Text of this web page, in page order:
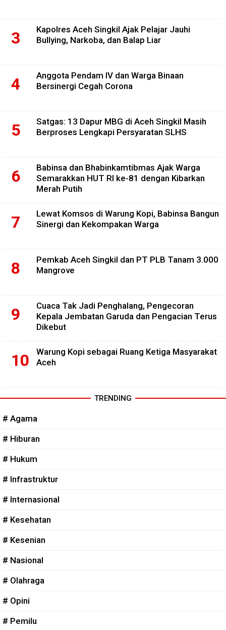
Kapolres Aceh Singkil Ajak Pelajar Jauhi
Bullying, Narkoba, dan Balap Liar
Anggota Pendam IV dan Warga Binaan
Bersinergi Cegah Corona
Satgas: 13 Dapur MBG di Aceh Singkil Masih
Berproses Lengkapi Persyaratan SLHS
Babinsa dan Bhabinkamtibmas Ajak Warga
Semarakkan HUT RI ke-81 dengan Kibarkan
Merah Putih
Lewat Komsos di Warung Kopi, Babinsa Bangun
Sinergi dan Kekompakan Warga
Pemkab Aceh Singkil dan PT PLB Tanam 3.000
Mangrove
Cuaca Tak Jadi Penghalang, Pengecoran
Kepala Jembatan Garuda dan Pengacian Terus
Dikebut
Warung Kopi sebagai Ruang Ketiga Masyarakat
Aceh
TRENDING
# Agama
# Hiburan
# Hukum
# Infrastruktur
# Internasional
# Kesehatan
# Kesenian
# Nasional
# Olahraga
# Opini
# Pemilu